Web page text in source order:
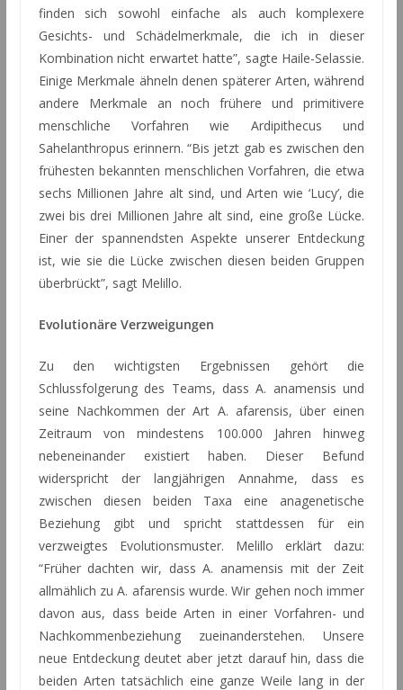
finden sich sowohl einfache als auch komplexere
Gesichts- und Schädelmerkmale, die ich in dieser
Kombination nicht erwartet hatte”, sagte Haile-Selassie.
Einige Merkmale ähneln denen späterer Arten, während
andere Merkmale an noch frühere und primitivere
menschliche Vorfahren wie Ardipithecus und
Sahelanthropus erinnern. “Bis jetzt gab es zwischen den
frühesten bekannten menschlichen Vorfahren, die etwa
sechs Millionen Jahre alt sind, und Arten wie ‘Lucy’, die
zwei bis drei Millionen Jahre alt sind, eine große Lücke.
Einer der spannendsten Aspekte unserer Entdeckung
ist, wie sie die Lücke zwischen diesen beiden Gruppen
überbrückt”, sagt Melillo.
Evolutionäre Verzweigungen
Zu den wichtigsten Ergebnissen gehört die
Schlussfolgerung des Teams, dass A. anamensis und
seine Nachkommen der Art A. afarensis, über einen
Zeitraum von mindestens 100.000 Jahren hinweg
nebeneinander existiert haben. Dieser Befund
widerspricht der langjährigen Annahme, dass es
zwischen diesen beiden Taxa eine anagenetische
Beziehung gibt und spricht stattdessen für ein
verzweigtes Evolutionsmuster. Melillo erklärt dazu:
“Früher dachten wir, dass A. anamensis mit der Zeit
allmählich zu A. afarensis wurde. Wir gehen noch immer
davon aus, dass beide Arten in einer Vorfahren- und
Nachkommenbeziehung zueinanderstehen. Unsere
neue Entdeckung deutet aber jetzt darauf hin, dass die
beiden Arten tatsächlich eine ganze Weile lang in der